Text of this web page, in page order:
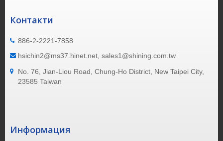
Контакти
886-2-2221-7858
hsichin2@ms37.hinet.net, sales1@shining.com.tw
No. 76, Jian-Liou Road, Chung-Ho District, New Taipei City,
23585 Taiwan
Информация